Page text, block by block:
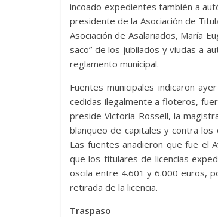
incoado expedientes también a
presidente de la Asociación de
Asociación de Asalariados, María
saco” de los jubilados y viudas a
reglamento municipal.
Fuentes municipales indicaron
cedidas ilegalmente a floteros,
preside Victoria Rossell, la
blanqueo de capitales y contra
Las fuentes añadieron que fue el
que los titulares de licencias
oscila entre 4.601 y 6.000 euros,
retirada de la licencia.
Traspaso